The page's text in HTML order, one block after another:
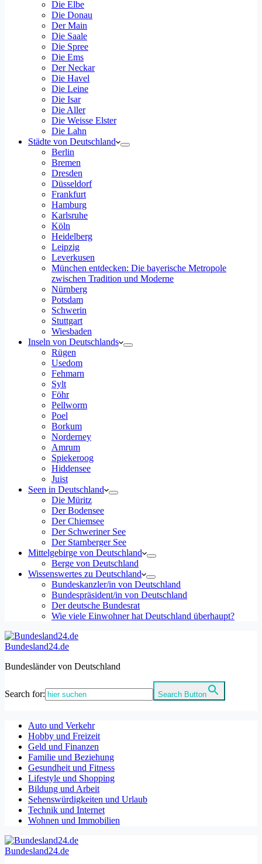
Die Elbe
Die Donau
Der Main
Die Saale
Die Spree
Die Ems
Der Neckar
Die Havel
Die Leine
Die Isar
Die Aller
Die Weisse Elster
Die Lahn
Städte von Deutschland
Berlin
Bremen
Dresden
Düsseldorf
Frankfurt
Hamburg
Karlsruhe
Köln
Heidelberg
Leipzig
Leverkusen
München entdecken: Die bayerische Metropole
zwischen Tradition und Moderne
Nürnberg
Potsdam
Schwerin
Stuttgart
Wiesbaden
Inseln von Deutschlands
Rügen
Usedom
Fehmarn
Sylt
Föhr
Pellworm
Poel
Borkum
Norderney
Amrum
Spiekeroog
Hiddensee
Juist
Seen in Deutschland
Die Müritz
Der Bodensee
Der Chiemsee
Der Schweriner See
Der Starnberger See
Mittelgebirge von Deutschland
Berge von Deutschland
Wissenswertes zu Deutschland
Bundeskanzler/in von Deutschland
Bundespräsident/in von Deutschland
Der deutsche Bundesrat
Wie viele Einwohner hat Deutschland überhaupt?
Bundesland24.de
Bundesländer von Deutschland
Search for: Search Button
Auto und Verkehr
Hobby und Freizeit
Geld und Finanzen
Familie und Beziehung
Gesundheit und Fitness
Lifestyle und Shopping
Bildung und Arbeit
Sehenswürdigkeiten und Urlaub
Technik und Internet
Wohnen und Immobilien
Bundesland24.de